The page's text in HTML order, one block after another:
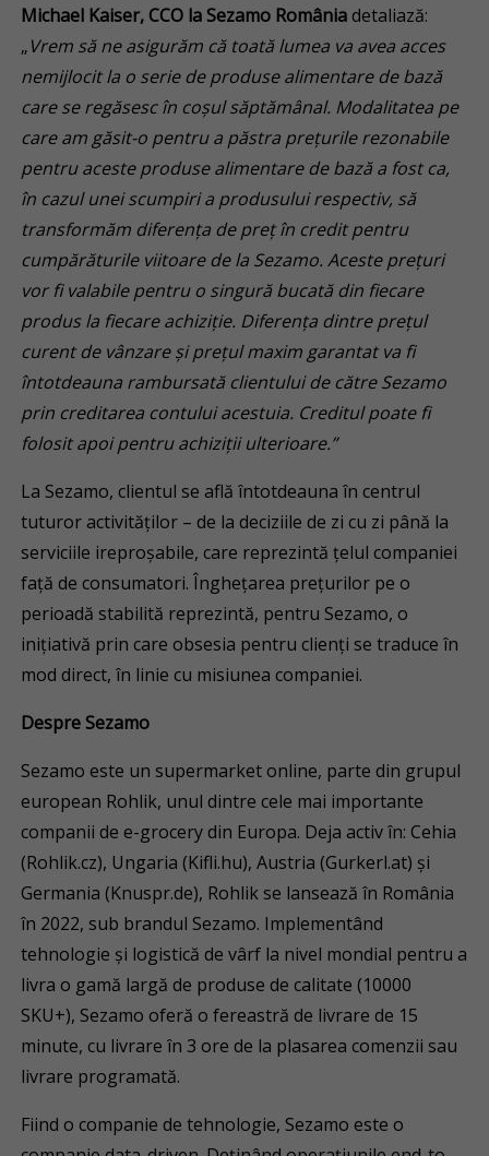
Michael Kaiser, CCO la Sezamo Româniadetaliază:
„Vrem să ne asigurăm că toată lumea va avea acces
nemijlocit la o serie de produse alimentare de bază
care se regăsesc în coșul săptămânal. Modalitatea pe
care am găsit-o pentru a păstra prețurile rezonabile
pentru aceste produse alimentare de bază a fost ca,
în cazul unei scumpiri a produsului respectiv, să
transformăm diferența de preț în credit pentru
cumpărăturile viitoare de la Sezamo. Aceste prețuri
vor fi valabile pentru o singură bucată din fiecare
produs la fiecare achiziție. Diferența dintre prețul
curent de vânzare și prețul maxim garantat va fi
întotdeauna rambursată clientului de către Sezamo
prin creditarea contului acestuia. Creditul poate fi
folosit apoi pentru achiziții ulterioare.”
La Sezamo, clientul se află întotdeauna în centrul
tuturor activităților – de la deciziile de zi cu zi până la
serviciile ireproșabile, care reprezintă țelul companiei
față de consumatori. Înghețarea prețurilor pe o
perioadă stabilită reprezintă, pentru Sezamo, o
inițiativă prin care obsesia pentru clienți se traduce în
mod direct, în linie cu misiunea companiei.
Despre Sezamo
Sezamo este un supermarket online, parte din grupul
european Rohlik, unul dintre cele mai importante
companii de e-grocery din Europa. Deja activ în: Cehia
(Rohlik.cz), Ungaria (Kifli.hu), Austria (Gurkerl.at) și
Germania (Knuspr.de), Rohlik se lansează în România
în 2022, sub brandul Sezamo. Implementând
tehnologie și logistică de vârf la nivel mondial pentru a
livra o gamă largă de produse de calitate (10000
SKU+), Sezamo oferă o fereastră de livrare de 15
minute, cu livrare în 3 ore de la plasarea comenzii sau
livrare programată.
Fiind o companie de tehnologie, Sezamo este o